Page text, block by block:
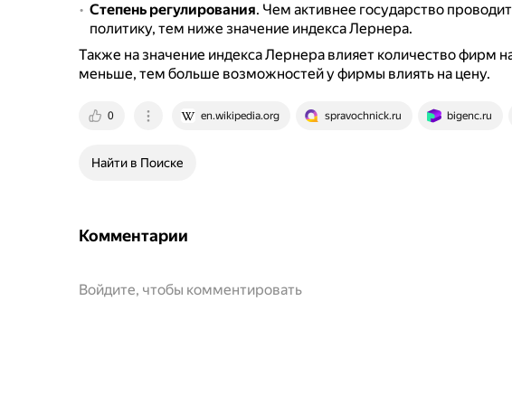
Степень регулирования. Чем активнее государство
политику, тем ниже значение индекса Лернера.
Также на значение индекса Лернера влияет количество фирм
меньше, тем больше возможностей у фирмы влиять на цену.
0 en.wikipedia.org spravochnick.ru bigenc.ru
Найти в Поиске
Комментарии
Войдите, чтобы комментировать